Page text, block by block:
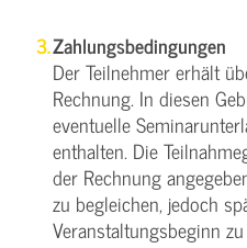
Zahlungsbedingungen
Der Teilnehmer erhält
Rechnung. In diesen
eventuelle
enthalten. Die
der Rechnung
zu begleichen, jedoch
Veranstaltungsbeginn